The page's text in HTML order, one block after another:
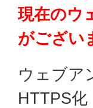
現在のウ
がござい
ウェブア
HTTPS